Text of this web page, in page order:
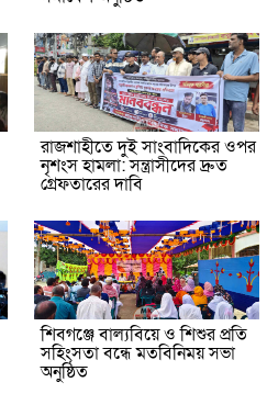
রাজশাহীতে দুই সাংবাদিকের ওপর
নৃশংস হামলা: সন্ত্রাসীদের দ্রুত
গ্রেফতারের দাবি
শিবগঞ্জে বাল্যবিয়ে ও শিশুর প্রতি
সহিংসতা বন্ধে মতবিনিময় সভা
অনুষ্ঠিত